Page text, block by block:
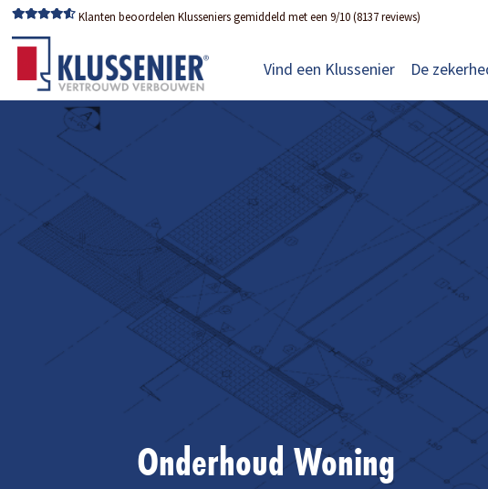
Klanten beoordelen Klusseniers gemiddeld met een 9/10 (8137 reviews)
Vind een Klussenier De
Onderhoud Woning